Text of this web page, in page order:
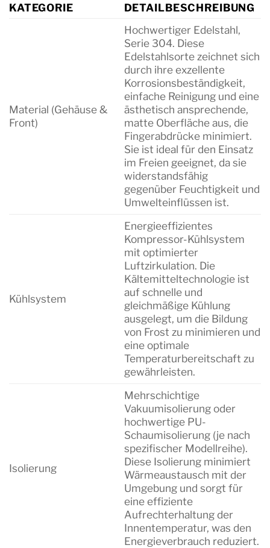
KATEGORIE DETAILBESCHREIBUNG
Material (Gehäuse &
Front)
Hochwertiger Edelstahl,
Serie 304. Diese
Edelstahlsorte zeichnet sich
durch ihre exzellente
Korrosionsbeständigkeit,
einfache Reinigung und eine
ästhetisch ansprechende,
matte Oberfläche aus, die
Fingerabdrücke minimiert.
Sie ist ideal für den Einsatz
im Freien geeignet, da sie
widerstandsfähig
gegenüber Feuchtigkeit und
Umwelteinflüssen ist.
Kühlsystem
Energieeffizientes
Kompressor-Kühlsystem
mit optimierter
Luftzirkulation. Die
Kältemitteltechnologie ist
auf schnelle und
gleichmäßige Kühlung
ausgelegt, um die Bildung
von Frost zu minimieren und
eine optimale
Temperaturbereitschaft zu
gewährleisten.
Isolierung
Mehrschichtige
Vakuumisolierung oder
hochwertige PU-
Schaumisolierung (je nach
spezifischer Modellreihe).
Diese Isolierung minimiert
Wärmeaustausch mit der
Umgebung und sorgt für
eine effiziente
Aufrechterhaltung der
Innentemperatur, was den
Energieverbrauch reduziert.